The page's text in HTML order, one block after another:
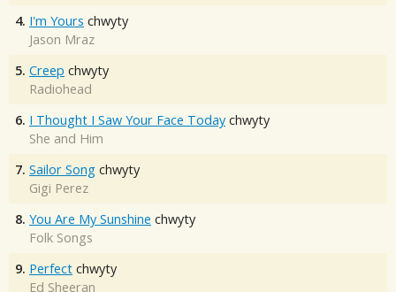
4. I'm Yours chwyty
Jason Mraz
5. Creep chwyty
Radiohead
6. I Thought I Saw Your Face Today chwyty
She and Him
7. Sailor Song chwyty
Gigi Perez
8. You Are My Sunshine chwyty
Folk Songs
9. Perfect chwyty
Ed Sheeran